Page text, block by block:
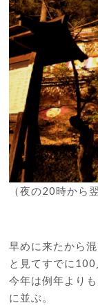
（夜の20時から
早めに来たから
と見てすでに100
今年は例年より
に並ぶ。